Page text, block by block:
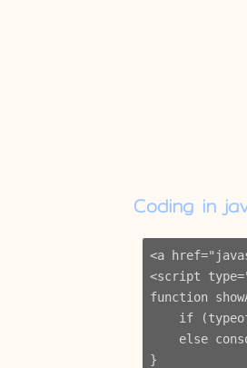
Coding in
<a
<script
function
if
else
}